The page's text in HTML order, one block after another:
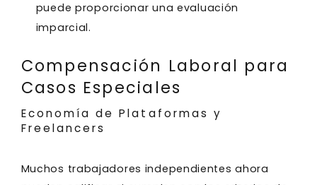
puede proporcionar una evaluación
imparcial.
Compensación Laboral para
Casos Especiales
Economía de Plataformas y
Freelancers
Muchos trabajadores independientes ahora